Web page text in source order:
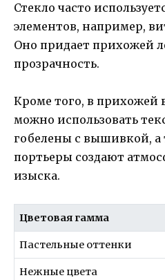
Стекло часто
элементов, например,
Оно придает прихожей
прозрачность.
Кроме того, в прихожей
можно использовать
гобелены с вышивкой,
портьеры создают
изыска.
Цветовая гамма
Пастельные оттенки
Нежные цвета